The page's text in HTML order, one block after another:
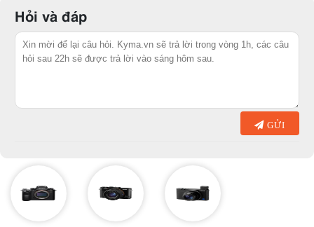
đáp ứng tốt nhu cầu chụp ảnh và quay video của người dùng. Máy
ảnh Mirrorless Sony hiện đang được bán chính hãng tại Kyma.vn và
đi kèm với những chương trình ưu đãi hấp dẫn mà bạn không nên bỏ
qua.
Hỏi và đáp
GỬI